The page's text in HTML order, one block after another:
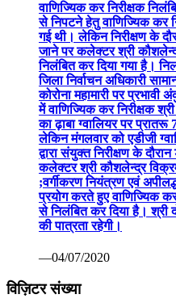
वाणिज्यिक कर निरीक्षक
से निपटने हेतु वाणिज्यिक कर
गई थी। लेकिन निरीक्षण के
जाने पर कलेक्टर श्री
निलंबित कर दिया गया है।
जिला निर्वाचन अधिकारी
कोरोना महामारी पर
में वाणिज्यिक कर निरीक्षक
का ढ़ाबा ग्वालियर पर
लेकिन मंगलवार को एडीजी
द्वारा संयुक्त निरीक्षण के
कलेक्टर श्री कौशलेन्द्र
;वर्गीकरण नियंत्रण एवं
प्रयोग करते हुए वाणिज्यिक
से निलंबित कर दिया है। श्री
की पात्रता रहेगी।
—04/07/2020
विज़िटर संख्या